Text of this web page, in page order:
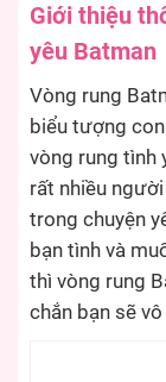
Giới thiệu
yêu Batman
Vòng rung
biểu tượng
vòng rung tình
rất nhiều
trong chuyện
bạn tình và
thì vòng rung
chắn bạn sẽ